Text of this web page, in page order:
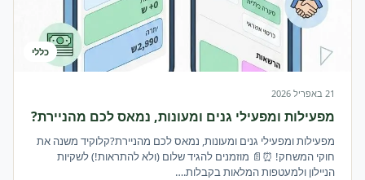
ביטלנו את השימוש החורג
חדש ובחינם לחברי ההתאחדות מערכת נוכחות
Ganapp
ברוכים הבאים הרשמו עכשיו
כללי
21 באפריל 2026
מפעילות ומפעילי גנים ומעונות, נמאס לכם מהניירת?
מפעילות ומפעילי גנים ומעונות, נמאס לכם מהניירת?קלוקיד משנה את
חוקי המשחק! ⏰📄 מוזמנים להגיד שלום (ולא להתראות!) לשקיות
הניילון ולמעטפות המלאות בקבלות.…